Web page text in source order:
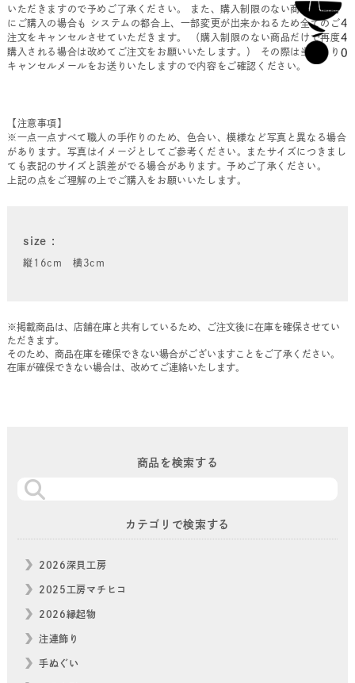
いただきますので予めご了承ください。 また、購入制限のない商品を同時
にご購入の場合も システムの都合上、一部変更が出来かねるため全てのご
注文をキャンセルさせていただきます。 （購入制限のない商品だけで再度
購入される場合は改めてご注文をお願いいたします。） その際は当店より
キャンセルメールをお送りいたしますので内容をご確認ください。
【注意事項】
※一点一点すべて職人の手作りのため、色合い、模様など写真と異なる場合
があります。写真はイメージとしてご参考ください。またサイズにつきまし
ても表記のサイズと誤差がでる場合があります。予めご了承ください。
上記の点をご理解の上でご購入をお願いいたします。
size
縦16cm 横3cm
※掲載商品は、店舗在庫と共有しているため、ご注文後に在庫を確保させてい
ただきます。
そのため、商品在庫を確保できない場合がございますことをご了承ください。
在庫が確保できない場合は、改めてご連絡いたします。
商品を検索する
カテゴリで検索する
2026深貝工房
2025工房マチヒコ
2026縁起物
注連飾り
手ぬぐい